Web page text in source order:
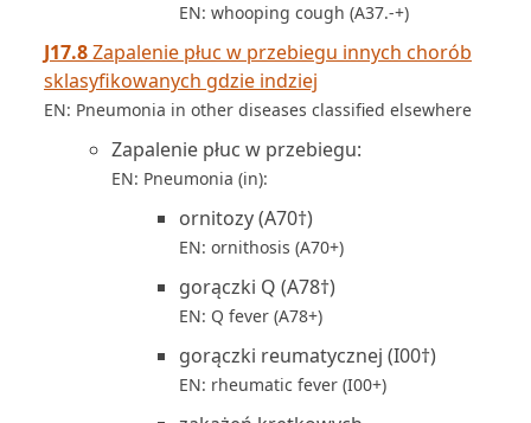
EN: whooping cough (A37.-+)
J17.8Zapalenie płuc w przebiegu innych chorób
sklasyfikowanych gdzie indziej
EN: Pneumonia in other diseases classified elsewhere
Zapalenie płuc w przebiegu:
EN: Pneumonia (in):
ornitozy (A70†)
EN: ornithosis (A70+)
gorączki Q (A78†)
EN: Q fever (A78+)
gorączki reumatycznej (I00†)
EN: rheumatic fever (I00+)